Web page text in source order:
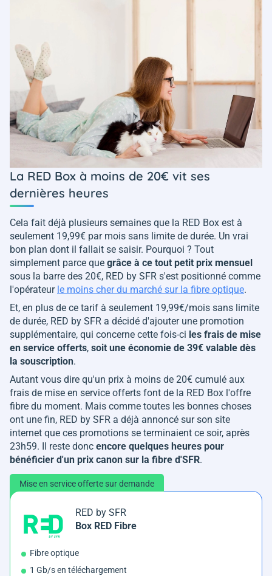
La RED Box à moins de 20€ vit ses
dernières heures
Cela fait déjà plusieurs semaines que la RED Box est à
seulement 19,99€ par mois sans limite de durée. Un vrai
bon plan dont il fallait se saisir. Pourquoi ? Tout
simplement parce que grâce à ce tout petit prix mensuel
sous la barre des 20€, RED by SFR s'est positionné comme
l'opérateur le moins cher du marché sur la fibre optique.
Et, en plus de ce tarif à seulement 19,99€/mois sans limite
de durée, RED by SFR a décidé d'ajouter une promotion
supplémentaire, qui concerne cette fois-ci les frais de mise
en service offerts, soit une économie de 39€ valable dès
la souscription.
Autant vous dire qu'un prix à moins de 20€ cumulé aux
frais de mise en service offerts font de la RED Box l'offre
fibre du moment. Mais comme toutes les bonnes choses
ont une fin, RED by SFR a déjà annoncé sur son site
internet que ces promotions se terminaient ce soir, après
23h59. Il reste donc encore quelques heures pour
bénéficier d'un prix canon sur la fibre d'SFR.
Mise en service offerte sur demande
RED by SFR
Box RED Fibre
Fibre optique
1 Gb/s en téléchargement